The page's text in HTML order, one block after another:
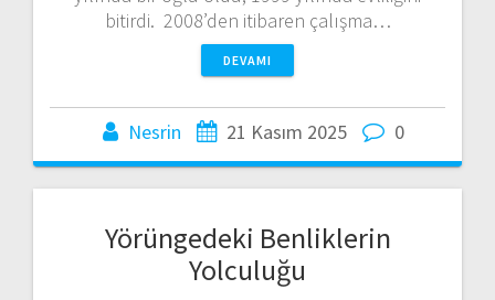
bitirdi. 2008’den itibaren çalışma…
DEVAMI
Nesrin 21 Kasım 2025 0
Yörüngedeki Benliklerin
Yolculuğu